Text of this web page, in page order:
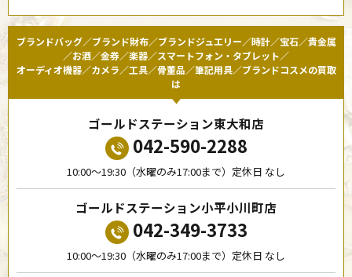
ブランドバッグ／ブランド財布／ブランドジュエリー／時計／宝石／貴金属
／お酒／金券／楽器／スマートフォン・タブレット／
オーディオ機器／カメラ／工具／骨董品／筆記用具／ブランドコスメの買取
は
ゴールドステーション東大和店
042-590-2288
10:00〜19:30（水曜のみ17:00まで）定休日 なし
ゴールドステーション小平小川町店
042-349-3733
10:00〜19:30（水曜のみ17:00まで）定休日 なし